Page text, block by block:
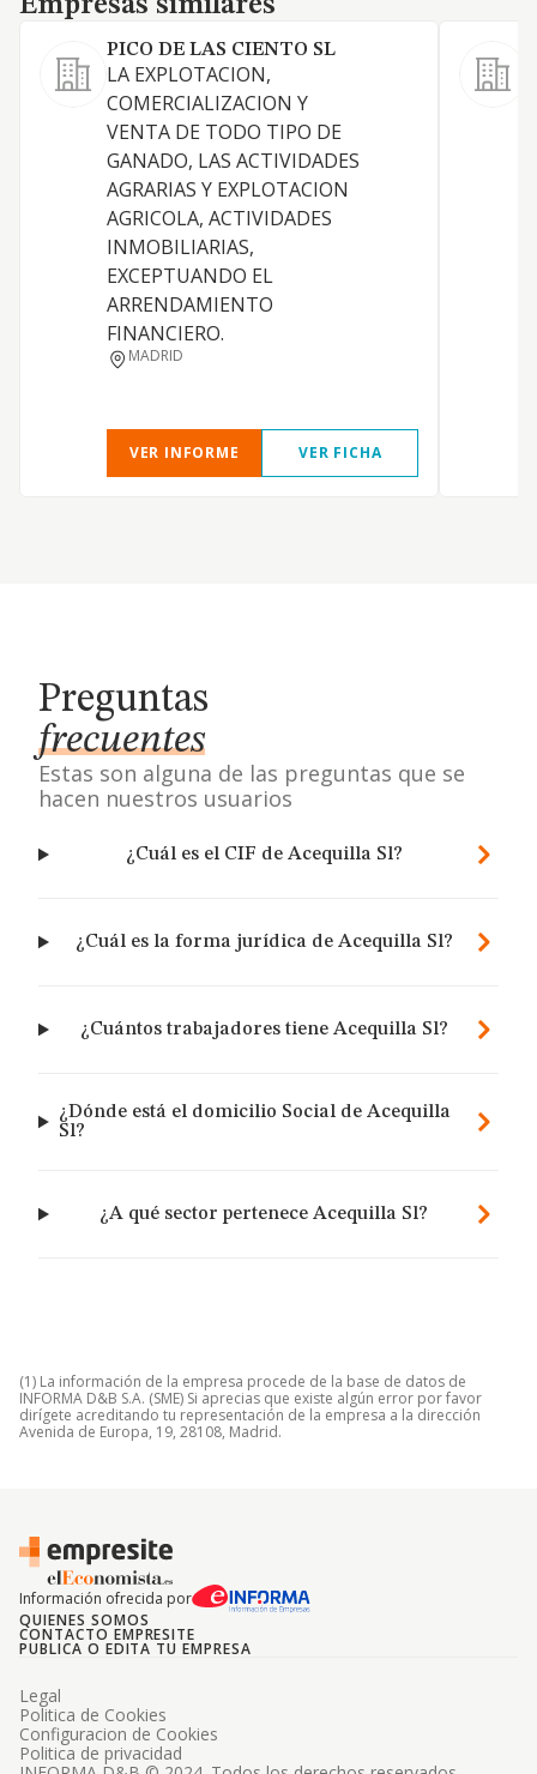
Empresas similares
PICO DE LAS CIENTO SL
LA EXPLOTACION,
COMERCIALIZACION Y
VENTA DE TODO TIPO DE
GANADO, LAS ACTIVIDADES
AGRARIAS Y EXPLOTACION
AGRICOLA, ACTIVIDADES
INMOBILIARIAS,
EXCEPTUANDO EL
ARRENDAMIENTO
FINANCIERO.
MADRID
VER INFORME VER FICHA
Preguntas
frecuentes
Estas son alguna de las preguntas que se
hacen nuestros usuarios
¿Cuál es el CIF de Acequilla Sl?
¿Cuál es la forma jurídica de Acequilla Sl?
¿Cuántos trabajadores tiene Acequilla Sl?
¿Dónde está el domicilio Social de Acequilla
Sl?
¿A qué sector pertenece Acequilla Sl?
(1) La información de la empresa procede de la base de datos de
INFORMA D&B S.A. (SME) Si aprecias que existe algún error por favor
dirígete acreditando tu representación de la empresa a la dirección
Avenida de Europa, 19, 28108, Madrid.
Información ofrecida por
QUIENES SOMOS
CONTACTO EMPRESITE
PUBLICA O EDITA TU EMPRESA
Legal
Politica de Cookies
Configuracion de Cookies
Politica de privacidad